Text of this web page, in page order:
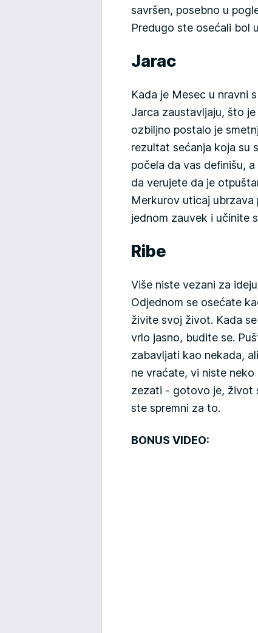
savršen, posebno u
Predugo ste osećali bol
Jarac
Kada je Mesec u nravni
Jarca zaustavljaju, što
ozbiljno postalo je
rezultat sećanja koja su
počela da vas definišu,
da verujete da je
Merkurov uticaj ubrzava
jednom zauvek i učinite
Ribe
Više niste vezani za
Odjednom se osećate
živite svoj život. Kada
vrlo jasno, budite se.
zabavljati kao nekada,
ne vraćate, vi niste
zezati - gotovo je, život
ste spremni za to.
BONUS VIDEO: